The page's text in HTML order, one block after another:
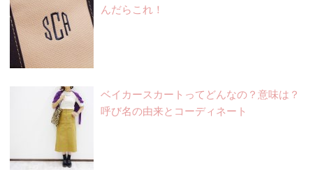
んだらこれ！
ベイカースカートってどんなの？意味は？
呼び名の由来とコーディネート